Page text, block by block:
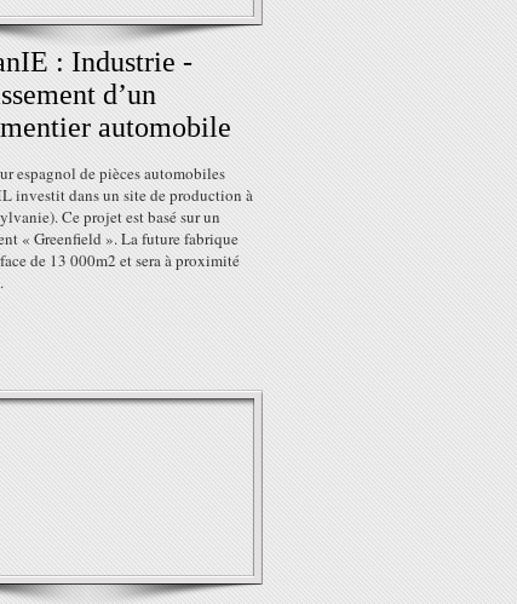
: Industrie -
d’un
automobile
espagnol de pièces automobiles
investit dans un site de production à
Ce projet est basé sur un
« Greenfield ». La future fabrique
de 13 000m2 et sera à proximité